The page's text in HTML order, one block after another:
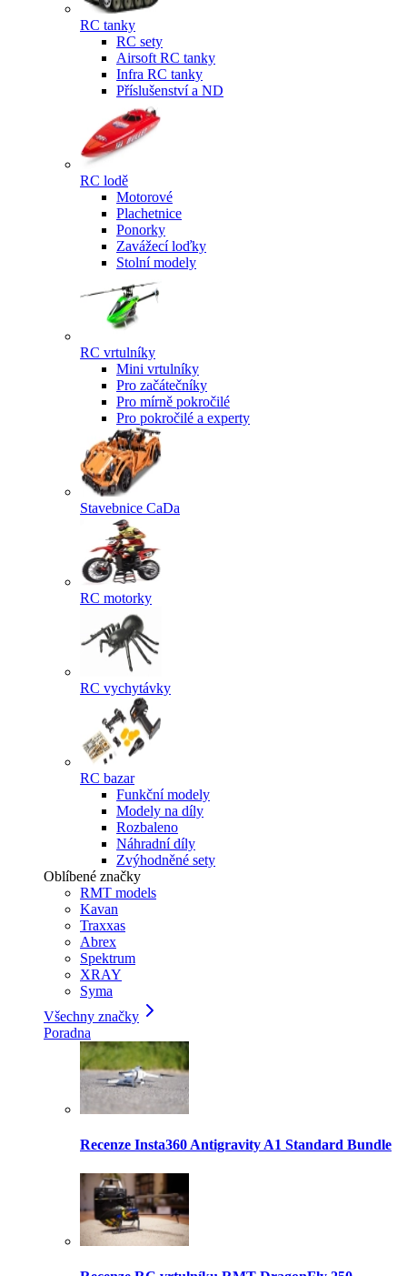
RC tanky
RC sety
Airsoft RC tanky
Infra RC tanky
Příslušenství a ND
RC lodě
Motorové
Plachetnice
Ponorky
Zavážecí loďky
Stolní modely
RC vrtulníky
Mini vrtulníky
Pro začátečníky
Pro mírně pokročilé
Pro pokročilé a experty
Stavebnice CaDa
RC motorky
RC vychytávky
RC bazar
Funkční modely
Modely na díly
Rozbaleno
Náhradní díly
Zvýhodněné sety
Oblíbené značky
RMT models
Kavan
Traxxas
Abrex
Spektrum
XRAY
Syma
Všechny značky
Poradna
Recenze Insta360 Antigravity A1 Standard Bundle